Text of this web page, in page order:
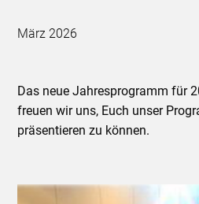
März 2026
Das neue Jahresprogramm für
freuen wir uns, Euch unser
präsentieren zu können.